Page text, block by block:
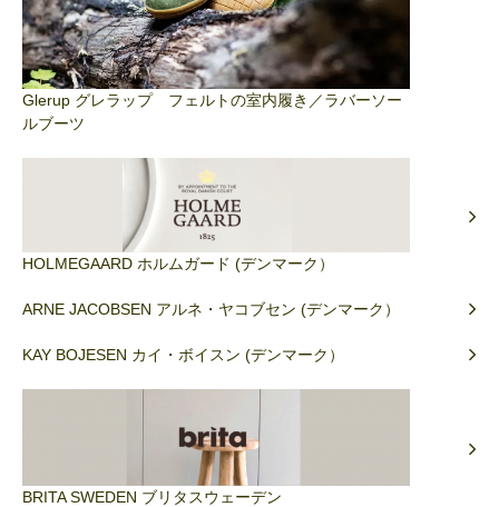
Glerup グレラップ フェルトの室内履き／ラバーソー
ルブーツ
HOLMEGAARD ホルムガード (デンマーク）
ARNE JACOBSEN アルネ・ヤコブセン (デンマーク）
KAY BOJESEN カイ・ボイスン (デンマーク）
BRITA SWEDEN ブリタスウェーデン